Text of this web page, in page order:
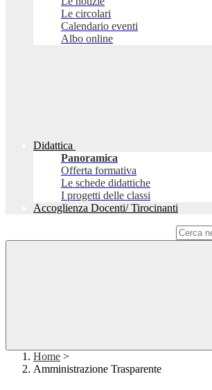
Le circolari
Calendario eventi
Albo online
Didattica
Panoramica
Offerta formativa
Le schede didattiche
I progetti delle classi
Accoglienza Docenti/ Tirocinanti
Home >
Amministrazione Trasparente